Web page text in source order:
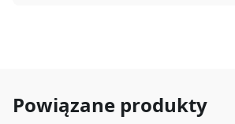
Powiązane produkty